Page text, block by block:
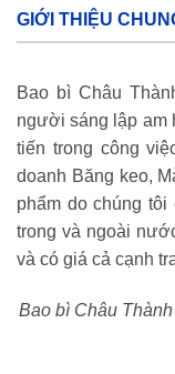
GIỚI THIỆU
Bao bì Châu
người sáng lập am
tiến trong công
doanh Băng keo,
phẩm do chúng
trong và ngoài
và có giá cả cạnh
Bao bì Châu